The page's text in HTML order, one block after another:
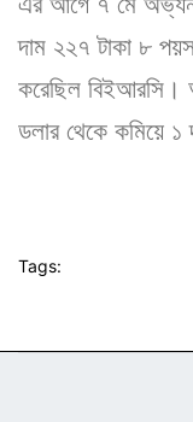
দাম ২২৭ টাকা ৮
করেছিল বিইআরসি।
ডলার থেকে কমিয়ে
Tags: